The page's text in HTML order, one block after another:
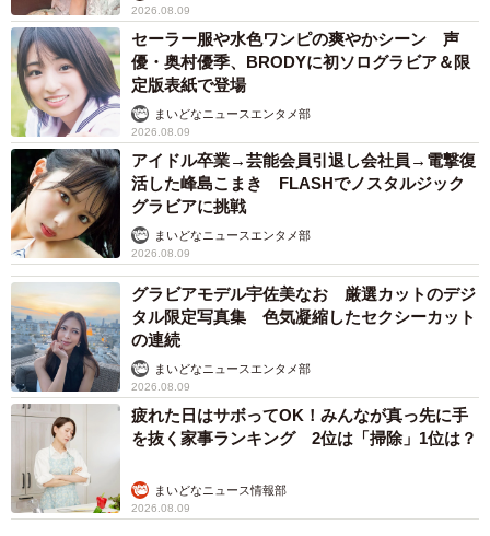
「たわんでる！」と騒ぎになった三宮商店街のブリッジ。高低差のた
め、もともと傾いている
橋の上では桂事務局長ら商店街関係者や、ブリッジとつな
がるマルイの関係者、警備員が「（橋を）通り過ぎてくだ
さい」と呼び掛けていたが、斎藤さんの演説前に身動きが
取れないほど聴衆が膨れ上がり、「ブリッジに人がとどま
り、動かなくなってしまった」と振り返る。維新参議院全
国比例区支部長の飯田哲史さんが「三宮、爆発的な人出。
一歩も動けないぐらいの集まり！」とXに投稿した写真に
は、橋の上にも聴衆が集まっている様子が写っていた。
商店街に架けられたブリッジは、1995年の阪神・淡路大震
災後、設けられたもの。「多くの人が滞留するための場所
じゃない」。ヴィッセル神戸でプレーしたイニエスタらス
ターや芸能人、国会議員が訪れた時にもなかったという規
模の人出に「今まで商店街にこんなに人が集まったことは
ない。どのくらいの重量までもつのか分からない」と焦り
2026.08.09
セーラー服や水色ワンピの爽やかシーン 声
優・奥村優季、BRODYに初ソログラビア＆限
定版表紙で登場
まいどなニュースエンタメ部
2026.08.09
アイドル卒業→芸能会員引退し会社員→電撃復
活した峰島こまき FLASHでノスタルジック
グラビアに挑戦
まいどなニュースエンタメ部
2026.08.09
グラビアモデル宇佐美なお 厳選カットのデジ
タル限定写真集 色気凝縮したセクシーカット
の連続
まいどなニュースエンタメ部
2026.08.09
疲れた日はサボってOK！みんなが真っ先に手
を抜く家事ランキング 2位は「掃除」1位は？
まいどなニュース情報部
2026.08.09